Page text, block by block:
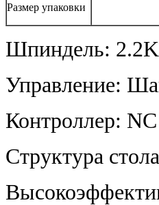
Размер упаковки
Шпиндель:
Управление:
Контроллер:
Структура